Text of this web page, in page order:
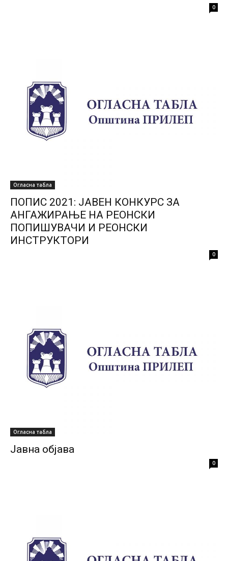
0
Огласна табла
ПОПИС 2021: ЈАВЕН КОНКУРС ЗА
АНГАЖИРАЊЕ НА РЕОНСКИ
ПОПИШУВАЧИ И РЕОНСКИ
ИНСТРУКТОРИ
0
Огласна табла
Јавна објава
0